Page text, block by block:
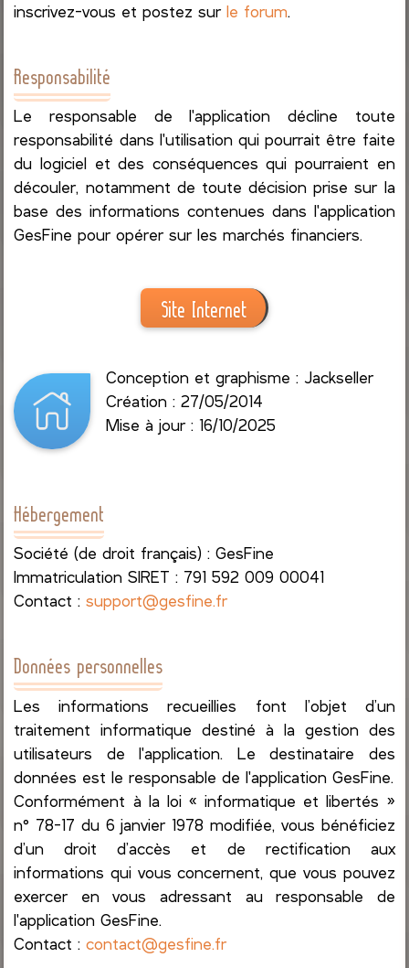
inscrivez-vous et postez surle forum.
Responsabilité
Le responsable de l'application décline toute
responsabilité dans l'utilisation qui pourrait être faite
du logiciel et des conséquences qui pourraient en
découler, notamment de toute décision prise sur la
base des informations contenues dans l'application
GesFine pour opérer sur les marchés financiers.
Site Internet
Conception et graphisme : Jackseller
Création : 27/05/2014
Mise à jour : 16/10/2025
Hébergement
Société (de droit français) : GesFine
Immatriculation SIRET : 791 592 009 00041
Contact :support@gesfine.fr
Données personnelles
Les informations recueillies font l’objet d’un
traitement informatique destiné à la gestion des
utilisateurs de l'application. Le destinataire des
données est le responsable de l'application GesFine.
Conformément à la loi « informatique et libertés »
n° 78-17 du 6 janvier 1978 modifiée, vous bénéficiez
d’un droit d’accès et de rectification aux
informations qui vous concernent, que vous pouvez
exercer en vous adressant au responsable de
l'application GesFine.
Contact :contact@gesfine.fr